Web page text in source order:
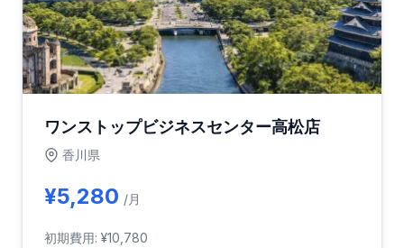
ワンストップビジネスセンター高松店
香川県
¥5,280 /月
初期費用: ¥10,780